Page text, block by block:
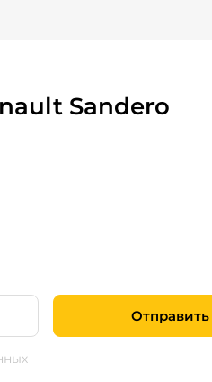
Sandero
Отправить